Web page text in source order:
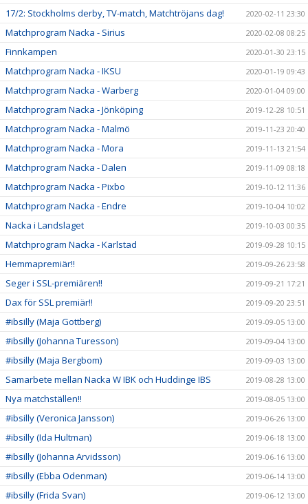
17/2: Stockholms derby, TV-match, Matchtröjans dag! 2020-02-11 23:30
Matchprogram Nacka - Sirius 2020-02-08 08:25
Finnkampen 2020-01-30 23:15
Matchprogram Nacka - IKSU 2020-01-19 09:43
Matchprogram Nacka - Warberg 2020-01-04 09:00
Matchprogram Nacka - Jönköping 2019-12-28 10:51
Matchprogram Nacka - Malmö 2019-11-23 20:40
Matchprogram Nacka - Mora 2019-11-13 21:54
Matchprogram Nacka - Dalen 2019-11-09 08:18
Matchprogram Nacka - Pixbo 2019-10-12 11:36
Matchprogram Nacka - Endre 2019-10-04 10:02
Nacka i Landslaget 2019-10-03 00:35
Matchprogram Nacka - Karlstad 2019-09-28 10:15
Hemmapremiär!! 2019-09-26 23:58
Seger i SSL-premiären!! 2019-09-21 17:21
Dax för SSL premiär!! 2019-09-20 23:51
#ibsilly (Maja Gottberg) 2019-09-05 13:00
#ibsilly (Johanna Turesson) 2019-09-04 13:00
#ibsilly (Maja Bergbom) 2019-09-03 13:00
Samarbete mellan Nacka W IBK och Huddinge IBS 2019-08-28 13:00
Nya matchställen!! 2019-08-05 13:00
#ibsilly (Veronica Jansson) 2019-06-26 13:00
#ibsilly (Ida Hultman) 2019-06-18 13:00
#ibsilly (Johanna Arvidsson) 2019-06-16 13:00
#ibsilly (Ebba Odenman) 2019-06-14 13:00
#ibsilly (Frida Svan) 2019-06-12 13:00